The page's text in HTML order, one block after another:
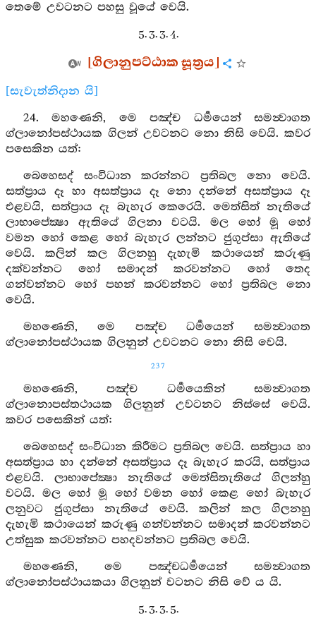
තෙමේ උවටනට පහසු වූයේ වෙයි.
5. 3. 3. 4.
[ගිලානුපට්ඨාක සූත්‍රය]
[සැවැත්නිදාන යි]
24. මහණෙනි, මෙ පඤ්ච ධර්‍මයෙන් සමන්‍වාගත
ග්ලානෝපස්ථායක ගිලන් උවටනට නො නිසි වෙයි. කවර
පසෙකින යත්:
බෙහෙසද් සංවිධාන කරන්නට ප්‍රතිබල නො වෙයි.
සත්ප්‍රාය දෑ හා අසත්ප්‍රාය දෑ නො දන්නේ අසත්ප්‍රාය දෑ
එළවයි, සත්ප්‍රාය දෑ බැහැර කෙරෙයි. මෙත්සිත් නැතියේ
ලාභාපේක්‍ෂා ඇතියේ ගිලනා වටයි. මල හෝ මූ හෝ
වමන හෝ කෙළ හෝ බැහැර ලන්නට ජුගුප්සා ඇතියේ
වෙයි. කලින් කල ගිලනහු දැහැමි කථායෙන් කරුණු
දක්වන්නට හෝ සමාදන් කරවන්නට හෝ තෙද
ගන්වන්නට හෝ පහන් කරවන්නට හෝ ප්‍රතිබල නො
වෙයි.
මහණෙනි, මෙ පඤ්ච ධර්‍මයෙන් සමන්‍වාගත
ග්ලානෝපස්ථායක ගිලනුන් උවටනට නො නිසි වෙයි.
237
මහණෙනි, පඤ්ච ධර්‍මයෙකින් සමන්‍වාගත
ග්ලානොපස්තථායක ගිලනුන් උවටනට නිස්සේ වෙයි.
කවර පසෙකින් යත්:
බෙහෙසද් සංවිධාන කිරීමට ප්‍රතිබල වෙයි. සත්ප්‍රාය හා
අසත්ප්‍රාය හා දන්නේ අසත්ප්‍රාය දෑ බැහැර කරයි, සත්ප්‍රාය
එළවයි. ලාභාපේක්‍ෂා නැතියේ මෙත්සිතැතියේ ගිලන්හු
වටයි. මල හෝ මූ හෝ වමන හෝ කෙළ හෝ බැහැර
ලනුවට ජුගුප්සා නැතියේ වෙයි. කලින් කල ගිලනහු
දැහැමි කථායෙන් කරුණු ගන්වන්නට සමාදන් කරවන්නට
උත්සුක කරවන්නට පහදවන්නට ප්‍රතිබල වෙයි.
මහණෙනි, මෙ පඤ්චධර්‍මයෙන් සමන්‍වාගත
ග්ලානෝපස්ථායකයා ගිලනුන් වටනට නිසි වේ ය යි.
5. 3. 3. 5.